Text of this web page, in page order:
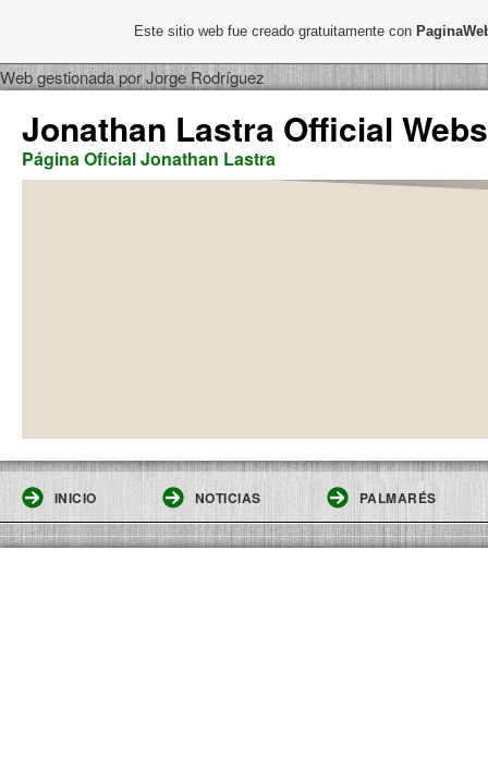
Web gestionada por Jorge Rodríguez
Jonathan Lastra Official
Página Oficial Jonathan Lastra
INICIO NOTICIAS PALMARÉS
Este sitio web fue creado gratuitamente con